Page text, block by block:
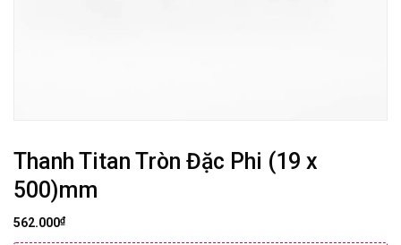
Thanh Titan Tròn Đặc Phi (19 x
500)mm
562.000₫